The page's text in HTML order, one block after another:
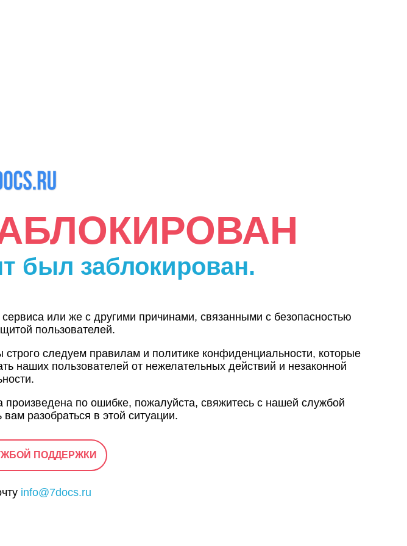
был заблокирован.
или же с другими причинами, связанными с безопасностью
пользователей.
следуем правилам и политике конфиденциальности, которые
наших пользователей от нежелательных действий и незаконной
по ошибке, пожалуйста, свяжитесь с нашей службой
разобраться в этой ситуации.
ПОДДЕРЖКИ
info@7docs.ru